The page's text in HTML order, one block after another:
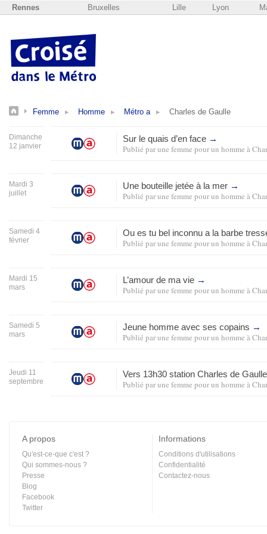
Rennes Bruxelles Lille Lyon
Femme Homme Métro a Charles de Gaulle
Dimanche
12 janvier
Sur le quais d’en face →
Publié parune femme pour un homme à
Mardi 3
juillet
Une bouteille jetée à la mer →
Publié parune femme pour un homme à
Samedi 4
février
Ou es tu bel inconnu a la barbe
Publié parune femme pour un homme à
Mardi 15
mars
L’amour de ma vie →
Publié parune femme pour un homme à
Samedi 5
mars
Jeune homme avec ses copains →
Publié parune femme pour un homme à
Jeudi 11
septembre
Vers 13h30 station Charles de
Publié parune femme pour un homme à
A propos
Qu'est-ce-que c'est ?
Qui sommes-nous ?
Presse
Blog
Facebook
Twitter
Informations
Conditions d'utilisations
Confidentialité
Contactez-nous